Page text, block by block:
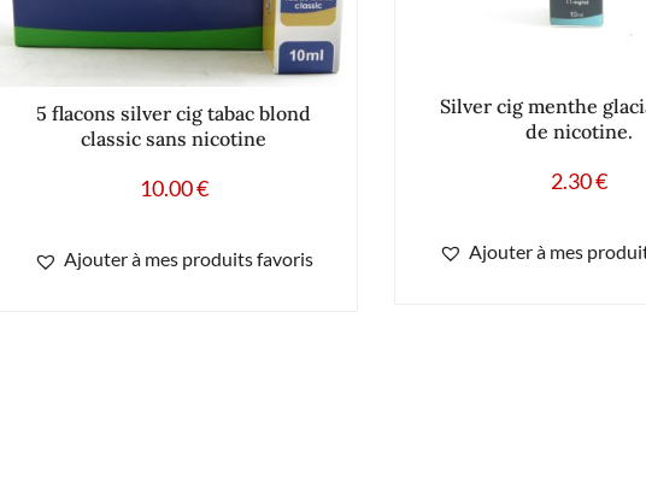
5 flacons silver cig tabac blond
classic sans nicotine
10.00€
Ajouter à mes produits favoris
Silver cig menthe
de nicotine.
2.30€
Ajouter à mes